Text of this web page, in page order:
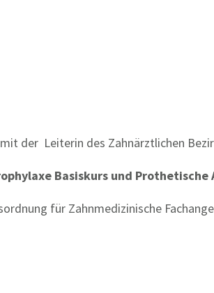
der Leiterin des Zahnärztlichen
Basiskurs und Prothetische
für Zahnmedizinische